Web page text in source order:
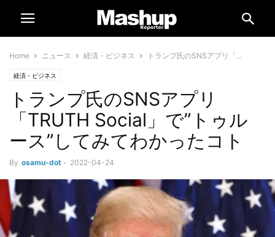
Home ニュース 経済・ビジネス トランプ氏のSNSアプリ「...
経済・ビジネス
トランプ氏のSNSアプリ
「TRUTH Social」で”トゥル
ース”してみてわかったコト
By osamu-dot - 2022-04-24